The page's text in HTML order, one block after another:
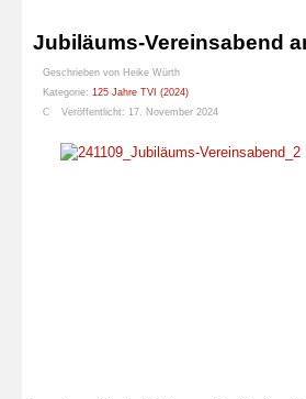
Jubiläums-Vereinsabend
Geschrieben von Heike Würth
Kategorie: 125 Jahre TVI (2024)
Veröffentlicht: 17. November 2024